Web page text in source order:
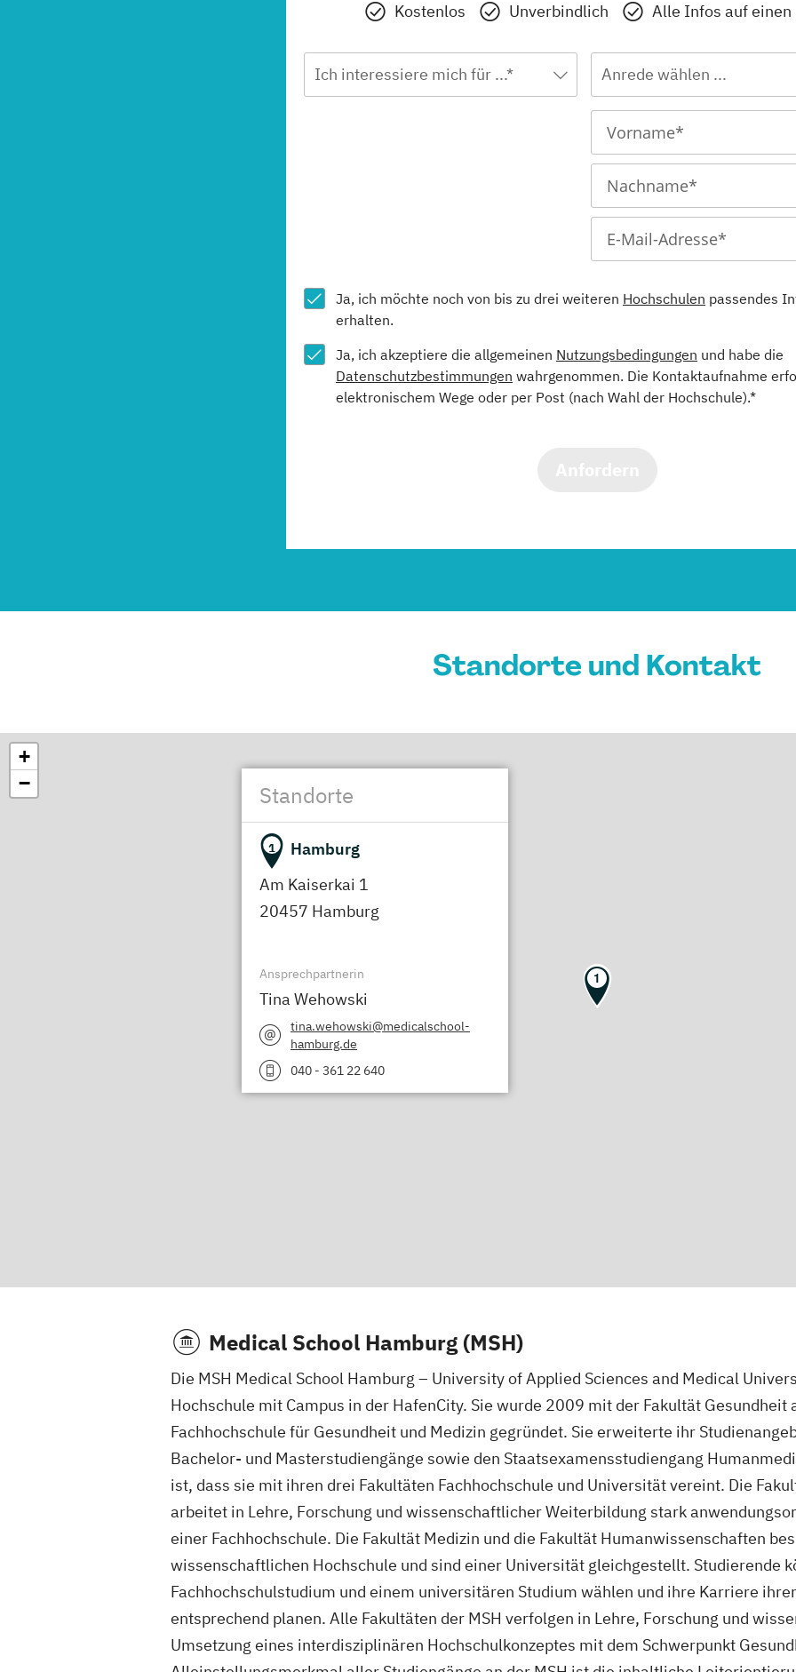
Kostenlos Unverbindlich Alle Infos auf einen
Ich interessiere mich für ...* Anrede wählen ...
Ja, ich möchte noch von bis zu drei weiteren Hochschulen passendes
erhalten.
Ja, ich akzeptiere die allgemeinen Nutzungsbedingungen und habe die
Datenschutzbestimmungen wahrgenommen. Die Kontaktaufnahme
elektronischem Wege oder per Post (nach Wahl der Hochschule).*
Standorte und Kontakt
Standorte
1
Hamburg
Am Kaiserkai 1
20457 Hamburg
Ansprechpartnerin
Tina Wehowski
tina.wehowski@medicalschool-
hamburg.de
040 - 361 22 640
1
+
−
Medical School Hamburg (MSH)
Die MSH Medical School Hamburg – University of Applied Sciences and Medical
Hochschule mit Campus in der HafenCity. Sie wurde 2009 mit der Fakultät
Fachhochschule für Gesundheit und Medizin gegründet. Sie erweiterte ihr
Bachelor- und Masterstudiengänge sowie den Staatsexamensstudiengang
ist, dass sie mit ihren drei Fakultäten Fachhochschule und Universität vereint. Die
arbeitet in Lehre, Forschung und wissenschaftlicher Weiterbildung stark
einer Fachhochschule. Die Fakultät Medizin und die Fakultät Humanwissenschaften
wissenschaftlichen Hochschule und sind einer Universität gleichgestellt. Studierende
Fachhochschulstudium und einem universitären Studium wählen und ihre Karriere
entsprechend planen. Alle Fakultäten der MSH verfolgen in Lehre, Forschung und
Umsetzung eines interdisziplinären Hochschulkonzeptes mit dem Schwerpunkt